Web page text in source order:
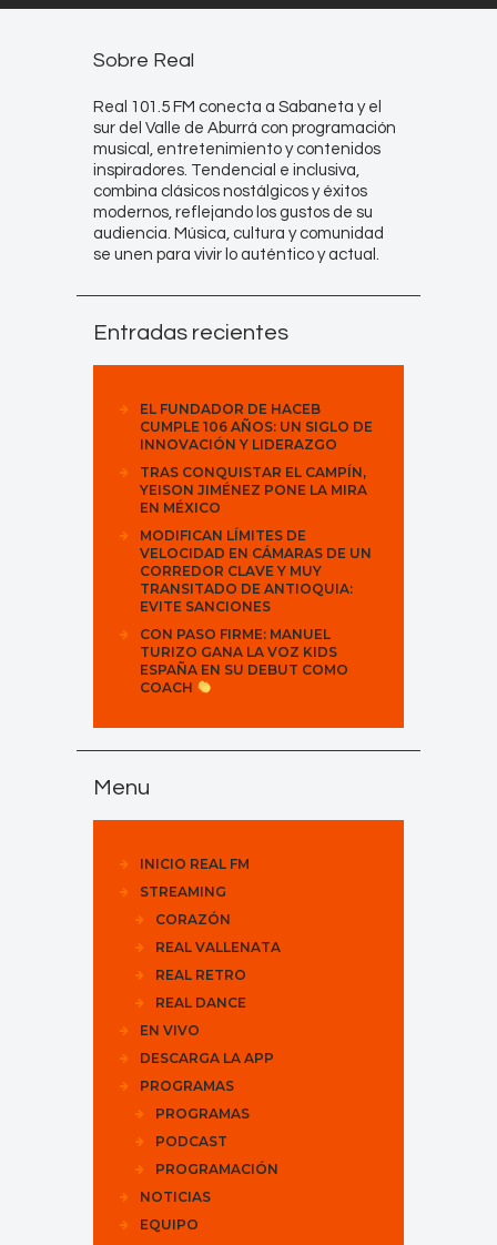
Sobre Real
Real 101.5 FM conecta a Sabaneta y el
sur del Valle de Aburrá con programación
musical, entretenimiento y contenidos
inspiradores. Tendencial e inclusiva,
combina clásicos nostálgicos y éxitos
modernos, reflejando los gustos de su
audiencia. Música, cultura y comunidad
se unen para vivir lo auténtico y actual.
Entradas recientes
EL FUNDADOR DE HACEB
CUMPLE 106 AÑOS: UN SIGLO DE
INNOVACIÓN Y LIDERAZGO
TRAS CONQUISTAR EL CAMPÍN,
YEISON JIMÉNEZ PONE LA MIRA
EN MÉXICO
MODIFICAN LÍMITES DE
VELOCIDAD EN CÁMARAS DE UN
CORREDOR CLAVE Y MUY
TRANSITADO DE ANTIOQUIA:
EVITE SANCIONES
CON PASO FIRME: MANUEL
TURIZO GANA LA VOZ KIDS
ESPAÑA EN SU DEBUT COMO
COACH
Menu
INICIO REAL FM
STREAMING
CORAZÓN
REAL VALLENATA
REAL RETRO
REAL DANCE
EN VIVO
DESCARGA LA APP
PROGRAMAS
PROGRAMAS
PODCAST
PROGRAMACIÓN
NOTICIAS
EQUIPO